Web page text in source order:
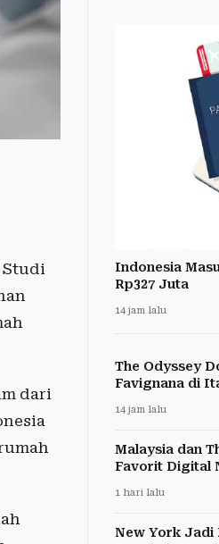
Studi
dari
Indonesia
Rp327 Juta
14 jam lalu
The Odyssey
Favignana di
14 jam lalu
Malaysia dan
Favorit Digital
1 hari lalu
New York Jadi